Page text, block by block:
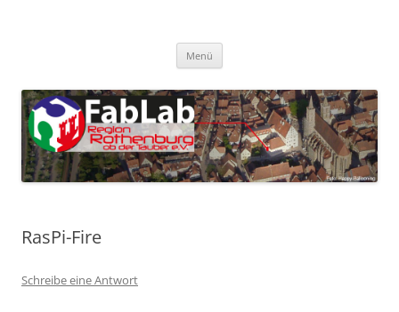
Menü
RasPi-Fire
Schreibe eine Antwort